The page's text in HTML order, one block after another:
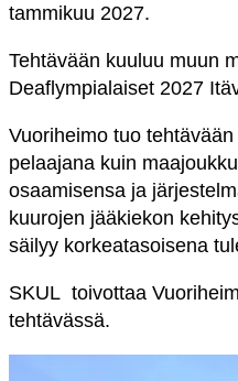
tammikuu 2027.
Tehtävään kuuluu muun
Deaflympialaiset 2027
Vuoriheimo tuo
pelaajana kuin
osaamisensa ja
kuurojen jääkiekon
säilyy korkeatasoisena
SKUL toivottaa
tehtävässä.